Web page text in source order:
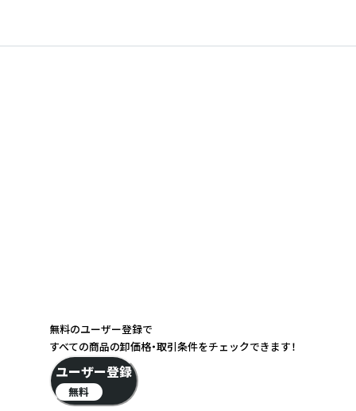
無料のユーザー登録で
すべての商品の卸価格・取引条件をチェックできます！
ユーザー登録
無料